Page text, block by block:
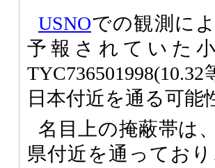
USNOでの観測に
予報されていた小
日本付近を通る可
名目上の掩蔽帯は
県付近を通ってお